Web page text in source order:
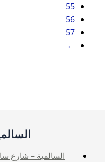
55
56
57
←
السالمية – شارع